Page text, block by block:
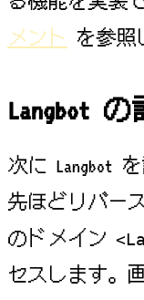
メント
を参照
Langbot の
次に Langbot
先ほどリバー
のドメイン
セスします。